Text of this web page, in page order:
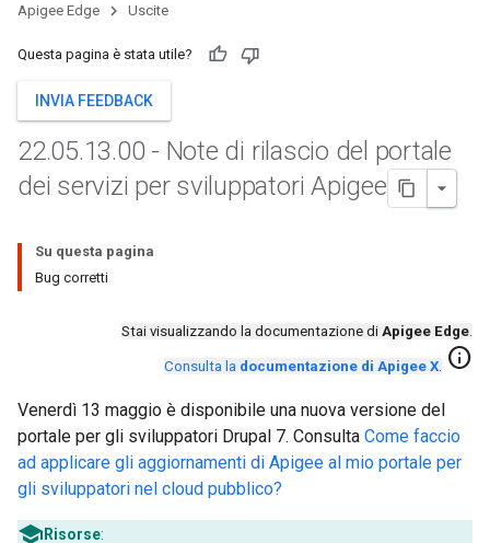
Apigee Edge Uscite
Questa pagina è stata utile?
INVIA FEEDBACK
22.05.13.00 - Note di rilascio del portale
dei servizi per sviluppatori Apigee
Su questa pagina
Bug corretti
Stai visualizzando la documentazione di Apigee Edge.
Consulta la documentazione di Apigee X. info
Venerdì 13 maggio è disponibile una nuova versione del
portale per gli sviluppatori Drupal 7. Consulta Come faccio
ad applicare gli aggiornamenti di Apigee al mio portale per
gli sviluppatori nel cloud pubblico?
Risorse: